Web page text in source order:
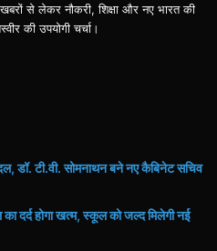
से लेकर नौकरी, शिक्षा और नए भारत की
की उपयोगी चर्चा।
डॉ. टी.वी. सोमनाथन बने नए कैबिनेट सचिव
दर्द होगा खत्म, स्कूल को जल्द मिलेगी नई